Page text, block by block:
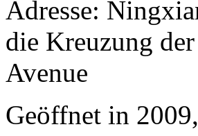
Adresse:
die Kreuzung
Avenue
Geöffnet in